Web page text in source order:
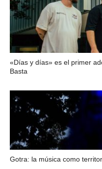
«Días y días» es el primer
Basta
Gotra: la música como